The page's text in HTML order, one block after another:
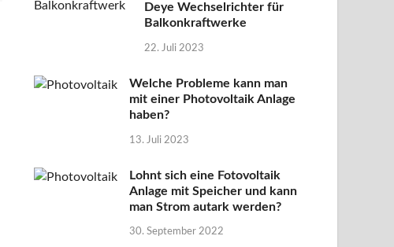
Deye Wechselrichter für
Balkonkraftwerke
22. Juli 2023
Welche Probleme kann man
mit einer Photovoltaik Anlage
haben?
13. Juli 2023
Lohnt sich eine Fotovoltaik
Anlage mit Speicher und kann
man Strom autark werden?
30. September 2022